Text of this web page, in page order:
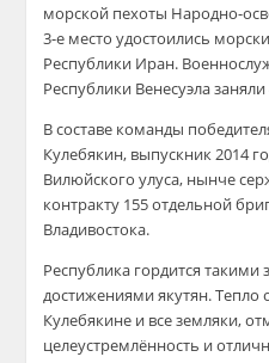
морской пехоты Народно-
3-е место удостоились
Республики Иран.
Республики Венесуэла
В составе команды
Кулебякин, выпускник 2014
Вилюйского улуса, нынче
контракту 155 отдельной
Владивостока.
Республика гордится
достижениями якутян. Тепло
Кулебякине и все земляки,
целеустремлённость и